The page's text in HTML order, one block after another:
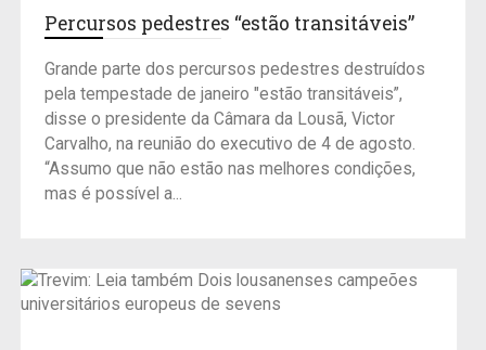
Percursos pedestres “estão transitáveis”
Grande parte dos percursos pedestres destruídos
pela tempestade de janeiro "estão transitáveis”,
disse o presidente da Câmara da Lousã, Victor
Carvalho, na reunião do executivo de 4 de agosto.
“Assumo que não estão nas melhores condições,
mas é possível a...